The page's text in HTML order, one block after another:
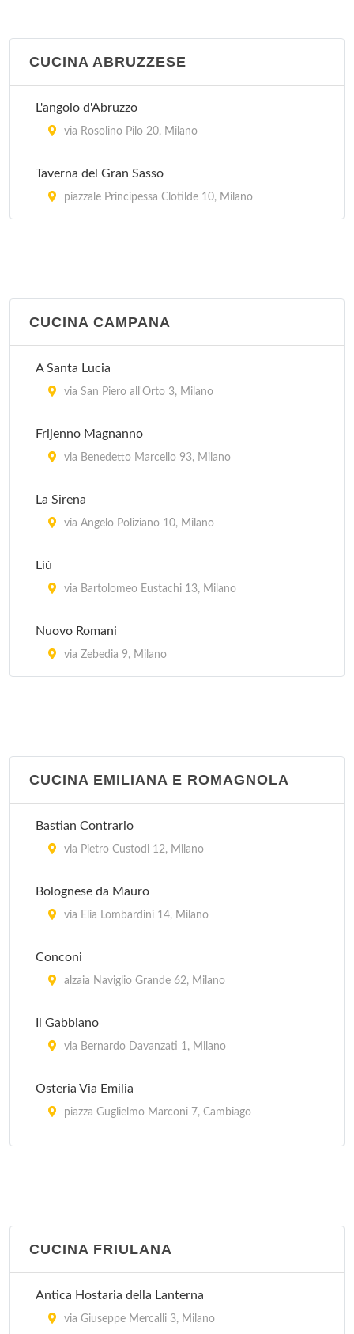
CUCINA ABRUZZESE
L'angolo d'Abruzzo
via Rosolino Pilo 20, Milano
Taverna del Gran Sasso
piazzale Principessa Clotilde 10, Milano
CUCINA CAMPANA
A Santa Lucia
via San Piero all'Orto 3, Milano
Frijenno Magnanno
via Benedetto Marcello 93, Milano
La Sirena
via Angelo Poliziano 10, Milano
Liù
via Bartolomeo Eustachi 13, Milano
Nuovo Romani
via Zebedia 9, Milano
CUCINA EMILIANA E ROMAGNOLA
Bastian Contrario
via Pietro Custodi 12, Milano
Bolognese da Mauro
via Elia Lombardini 14, Milano
Conconi
alzaia Naviglio Grande 62, Milano
Il Gabbiano
via Bernardo Davanzati 1, Milano
Osteria Via Emilia
piazza Guglielmo Marconi 7, Cambiago
CUCINA FRIULANA
Antica Hostaria della Lanterna
via Giuseppe Mercalli 3, Milano